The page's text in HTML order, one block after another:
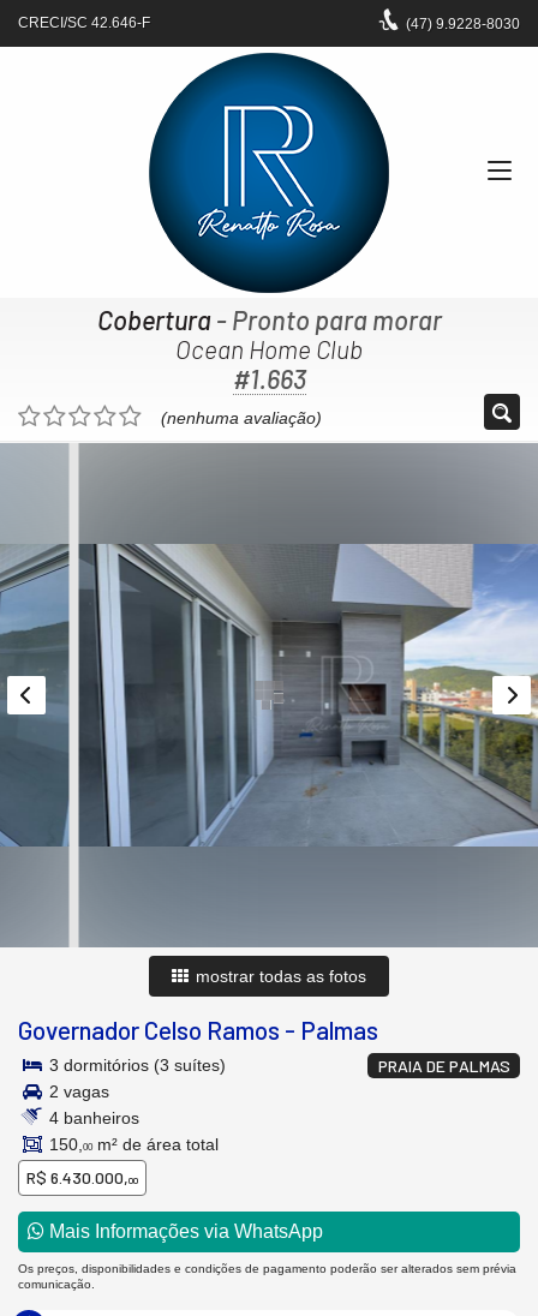
CRECI/SC 42.646-F (47) 9.9228-8030
Cobertura- Pronto para morar
Ocean Home Club
#1.663
(nenhuma avaliação)
mostrar todas as fotos
Governador Celso Ramos - Palmas
PRAIA DE PALMAS
3 dormitórios (3 suítes)
2 vagas
4 banheiros
150, 00 m² de área total
R$ 6.430.000,00
Mais Informações via WhatsApp
Os preços, disponibilidades e condições de pagamento poderão ser alterados sem prévia
comunicação.